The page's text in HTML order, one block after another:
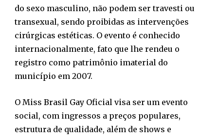
do sexo masculino, não podem ser travesti ou
transexual, sendo proibidas as intervenções
cirúrgicas estéticas. O evento é conhecido
internacionalmente, fato que lhe rendeu o
registro como patrimônio imaterial do
município em 2007.
O Miss Brasil Gay Oficial visa ser um evento
social, com ingressos a preços populares,
estrutura de qualidade, além de shows e